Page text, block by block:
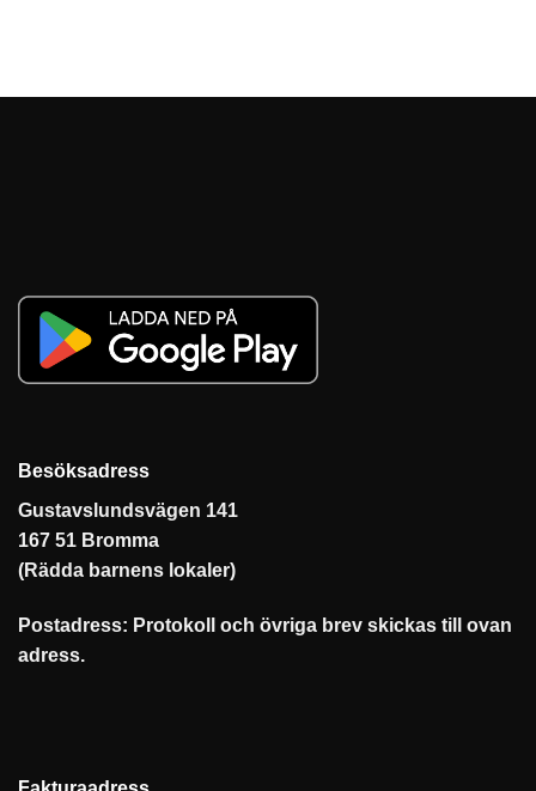
Besöksadress
Gustavslundsvägen 141
167 51 Bromma
(Rädda barnens lokaler)
Postadress: Protokoll och övriga brev skickas till ovan
adress.